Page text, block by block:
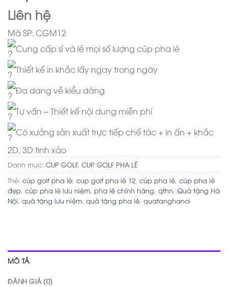
Liên hệ
Mã SP: CGM12
Cung cấp sỉ và lẻ mọi số lượng cúp pha lê
Thiết kế in khắc lấy ngay trong ngày
Đa dang về kiểu dáng
Tư vấn – Thiết kế nội dung miễn phí
Có xưởng sản xuất trực tiếp chế tác + in ấn + khắc
2D, 3D tinh xảo
Danh mục: CUP GOLF, CUP GOLF PHA LÊ
Thẻ: cúp golf pha lê, cup golf pha lê 12, cúp pha lê, cúp pha lê
đẹp, cúp pha lê lưu niệm, pha lê chính hãng, qthn, Quà tặng Hà
Nội, quà tặng lưu niệm, quà tặng pha lê, quatanghanoi
MÔ TẢ
ĐÁNH GIÁ (0)